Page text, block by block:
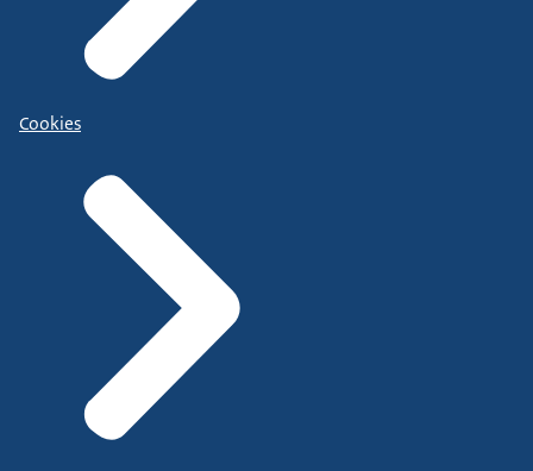
Cookies